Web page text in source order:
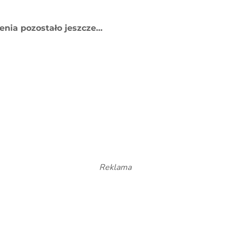
pozostało jeszcze…
Reklama